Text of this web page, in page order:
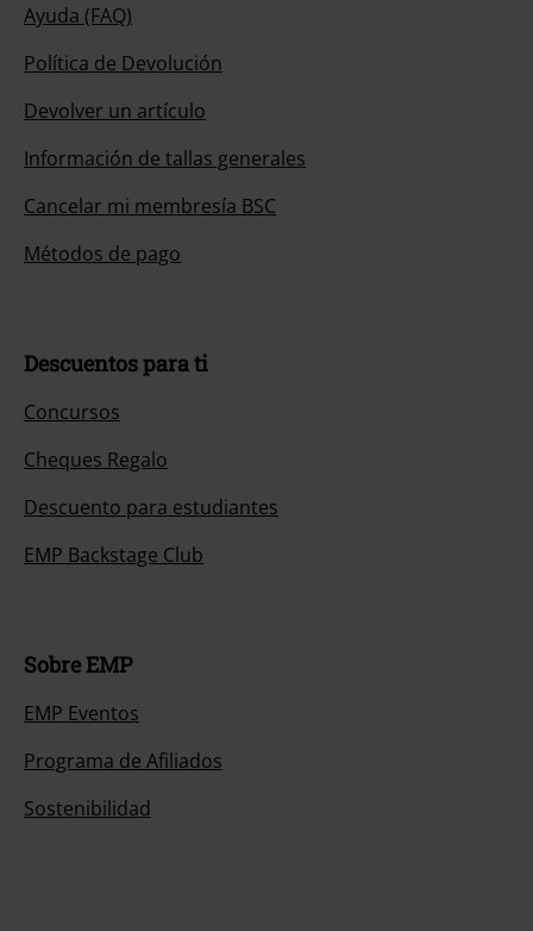
Ayuda (FAQ)
Política de Devolución
Devolver un artículo
Información de tallas generales
Cancelar mi membresía BSC
Métodos de pago
Descuentos para ti
Concursos
Cheques Regalo
Descuento para estudiantes
EMP Backstage Club
Sobre EMP
EMP Eventos
Programa de Afiliados
Sostenibilidad